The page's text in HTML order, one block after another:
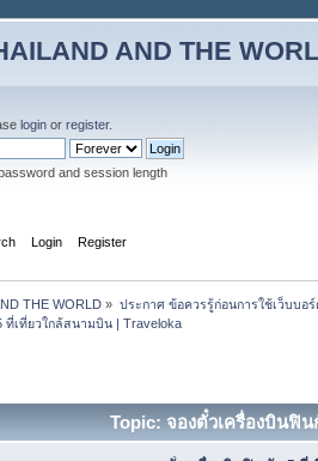
AND THE
login or register.
and session length
Login Register
THE WORLD » ประกาศ ข้อควรรู้ก่อนการใช้เว็บบอร์
ที่เที่ยวใกล้สนามบิน | Traveloka
Topic: จองตั๋วเครื่องบินฟิน